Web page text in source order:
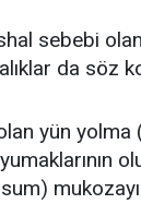
sebebi olan
da söz
yün